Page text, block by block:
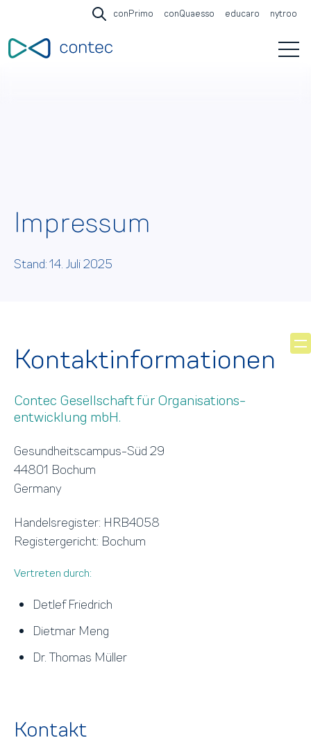
Open search
conPrimo conQuaesso educaro nytroo
Impressum
Stand: 14. Juli 2025
Kontaktinformationen
Contec Gesellschaft für Organisations­
entwicklung mbH.
Gesundheits­campus-Süd 29
44801 Bochum
Germany
Handelsregister: HRB4058
Registergericht: Bochum
Vertreten durch:
Detlef Friedrich
Dietmar Meng
Dr. Thomas Müller
Kontakt